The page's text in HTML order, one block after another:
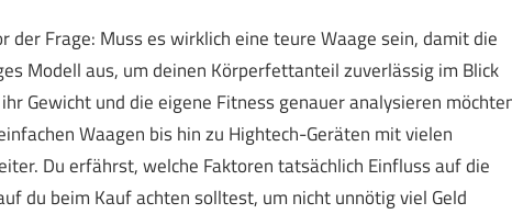
Frage: Muss es wirklich eine teure Waage sein, damit die
Modell aus, um deinen Körperfettanteil zuverlässig im Blick
Gewicht und die eigene Fitness genauer analysieren
Waagen bis hin zu Hightech-Geräten mit vielen
Du erfährst, welche Faktoren tatsächlich Einfluss auf die
du beim Kauf achten solltest, um nicht unnötig viel Geld